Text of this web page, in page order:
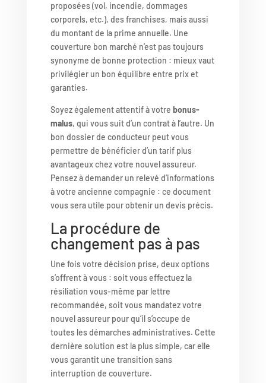
proposées (vol, incendie, dommages
corporels, etc.), des franchises, mais aussi
du montant de la prime annuelle. Une
couverture bon marché n’est pas toujours
synonyme de bonne protection : mieux vaut
privilégier un bon équilibre entre prix et
garanties.
Soyez également attentif à votre bonus-
malus, qui vous suit d’un contrat à l’autre. Un
bon dossier de conducteur peut vous
permettre de bénéficier d’un tarif plus
avantageux chez votre nouvel assureur.
Pensez à demander un relevé d’informations
à votre ancienne compagnie : ce document
vous sera utile pour obtenir un devis précis.
La procédure de
changement pas à pas
Une fois votre décision prise, deux options
s’offrent à vous : soit vous effectuez la
résiliation vous-même par lettre
recommandée, soit vous mandatez votre
nouvel assureur pour qu’il s’occupe de
toutes les démarches administratives. Cette
dernière solution est la plus simple, car elle
vous garantit une transition sans
interruption de couverture.